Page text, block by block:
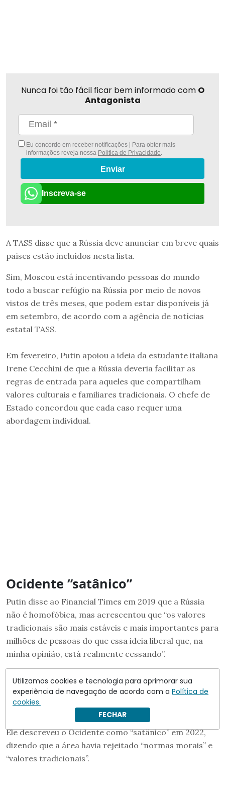
Nunca foi tão fácil ficar bem informado com O
Antagonista
Eu concordo em receber notificações | Para obter mais
informações reveja nossa Política de Privacidade
Enviar
Inscreva-se
A TASS disse que a Rússia deve anunciar em breve quais
países estão incluídos nesta lista.
Sim, Moscou está incentivando pessoas do mundo
todo a buscar refúgio na Rússia por meio de novos
vistos de três meses, que podem estar disponíveis já
em setembro, de acordo com a agência de notícias
estatal TASS.
Em fevereiro, Putin apoiou a ideia da estudante italiana
Irene Cecchini de que a Rússia deveria facilitar as
regras de entrada para aqueles que compartilham
valores culturais e familiares tradicionais. O chefe de
Estado concordou que cada caso requer uma
abordagem individual.
Ocidente “satânico”
Putin disse ao Financial Times em 2019 que a Rússia
não é homofóbica, mas acrescentou que “os valores
tradicionais são mais estáveis e mais importantes para
milhões de pessoas do que essa ideia liberal que, na
minha opinião, está realmente cessando”.
Putin frequentemente argumenta contra as ideias
ocidentais, em uma retórica que só se ampliou desde
sua invasão da Ucrânia.
Ele descreveu o Ocidente como “satânico” em 2022,
dizendo que a área havia rejeitado “normas morais” e
“valores tradicionais”.
Utilizamos cookies e tecnologia para aprimorar sua
experiência de navegação de acordo com a Política de
cookies.
FECHAR